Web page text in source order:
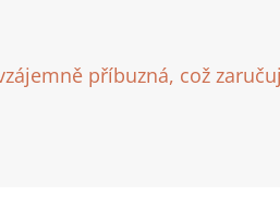
příbuzná, což